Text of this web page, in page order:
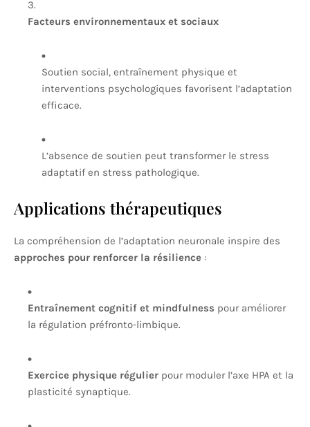
Facteurs environnementaux et sociaux
Soutien social, entraînement physique et
interventions psychologiques favorisent l’adaptation
efficace.
L’absence de soutien peut transformer le stress
adaptatif en stress pathologique.
Applications thérapeutiques
La compréhension de l’adaptation neuronale inspire des
approches pour renforcer la résilience :
Entraînement cognitif et mindfulness pour améliorer
la régulation préfronto-limbique.
Exercice physique régulier pour moduler l’axe HPA et la
plasticité synaptique.